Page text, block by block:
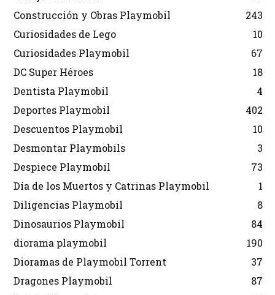
Construcción y Obras Playmobil
243
Curiosidades de Lego
10
Curiosidades Playmobil
67
DC Super Héroes
18
Dentista Playmobil
4
Deportes Playmobil
402
Descuentos Playmobil
10
Desmontar Playmobils
3
Despiece Playmobil
73
Día de los Muertos y Catrinas Playmobil
1
Diligencias Playmobil
8
Dinosaurios Playmobil
84
diorama playmobil
190
Dioramas de Playmobil Torrent
37
Dragones Playmobil
87